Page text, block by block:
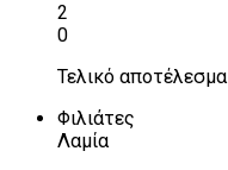
2
0
Τελικό αποτέλεσμα
Φιλιάτες
Λαμία